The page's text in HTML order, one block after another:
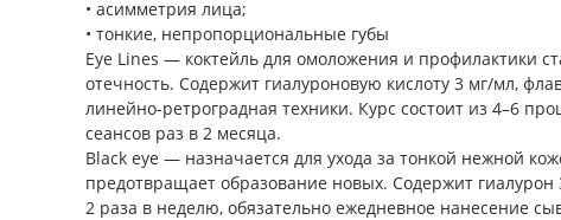
• асимметрия лица;
• тонкие, непропорциональные губы
Eye Lines — коктейль для омоложения и профилактики
отечность. Содержит гиалуроновую кислоту 3 мг/мл,
линейно-ретроградная техники. Курс состоит из 4–6
сеансов раз в 2 месяца.
Black eye — назначается для ухода за тонкой нежной
предотвращает образование новых. Содержит гиалурон
2 раза в неделю, обязательно ежедневное нанесение